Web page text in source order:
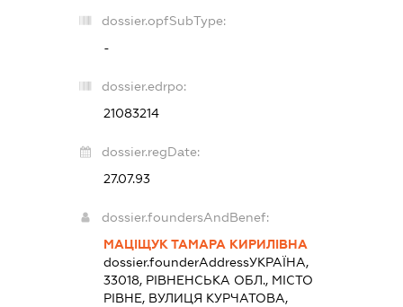
dossier.opfSubType:
-
dossier.edrpo:
21083214
dossier.regDate:
27.07.93
dossier.foundersAndBenef:
МАЦІЩУК ТАМАРА КИРИЛІВНА
dossier.founderAddressУКРАЇНА,
33018, РІВНЕНСЬКА ОБЛ., МІСТО
РІВНЕ, ВУЛИЦЯ КУРЧАТОВА,